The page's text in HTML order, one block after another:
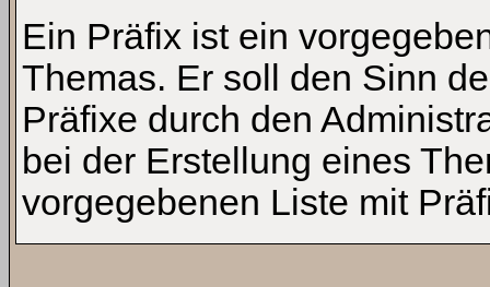
Ein Präfix ist ein
Themas. Er soll den Sinn
Präfixe durch den
bei der Erstellung eines
vorgegebenen Liste mit